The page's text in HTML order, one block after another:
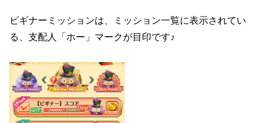
ビギナーミッションは、ミッション一覧に表示されてい
る、支配人「ホー」マークが目印です♪